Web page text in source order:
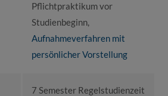
Pflichtpraktikum vor
Studienbeginn,
Aufnahmeverfahren mit
persönlicher Vorstellung
7 Semester Regelstudienzeit